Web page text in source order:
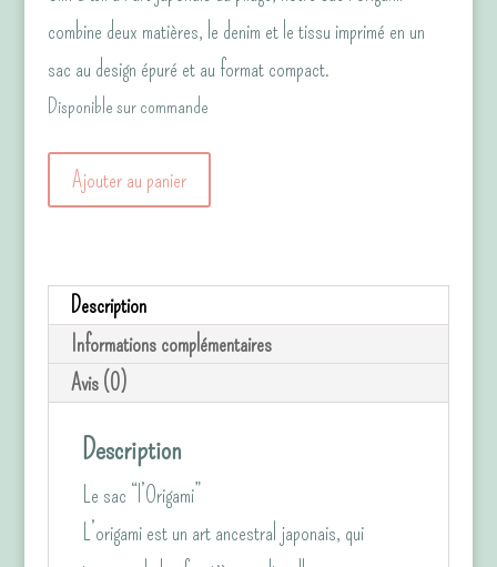
combine deux matières, le denim et le tissu imprimé en un
sac au design épuré et au format compact.
Disponible sur commande
quantité
de
sac
“l'Origami"
Tropical/Jean
bleu
Ajouter au panier
Description
Informations complémentaires
Avis (0)
Description
Le sac “l’Origami”
L’origami est un art ancestral japonais, qui